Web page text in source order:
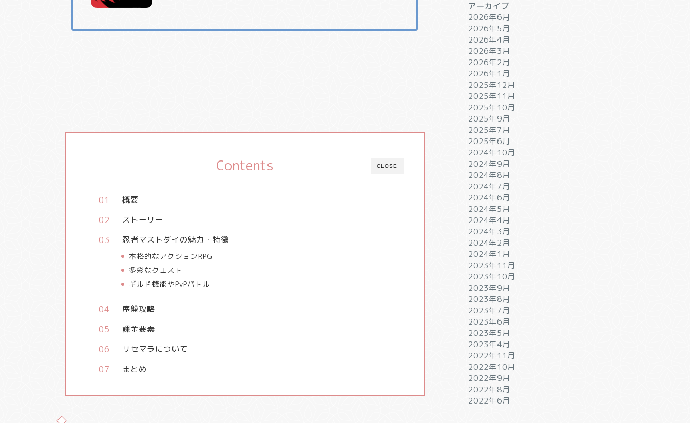
CLOSE
Contents
概要
ストーリー
忍者マストダイの魅力・特徴
本格的なアクションRPG
多彩なクエスト
ギルド機能やPvPバトル
序盤攻略
課金要素
リセマラについて
まとめ
アーカイブ
2026年6月
2026年5月
2026年4月
2026年3月
2026年2月
2026年1月
2025年12月
2025年11月
2025年10月
2025年9月
2025年7月
2025年6月
2024年10月
2024年9月
2024年8月
2024年7月
2024年6月
2024年5月
2024年4月
2024年3月
2024年2月
2024年1月
2023年11月
2023年10月
2023年9月
2023年8月
2023年7月
2023年6月
2023年5月
2023年4月
2022年11月
2022年10月
2022年9月
2022年8月
2022年6月